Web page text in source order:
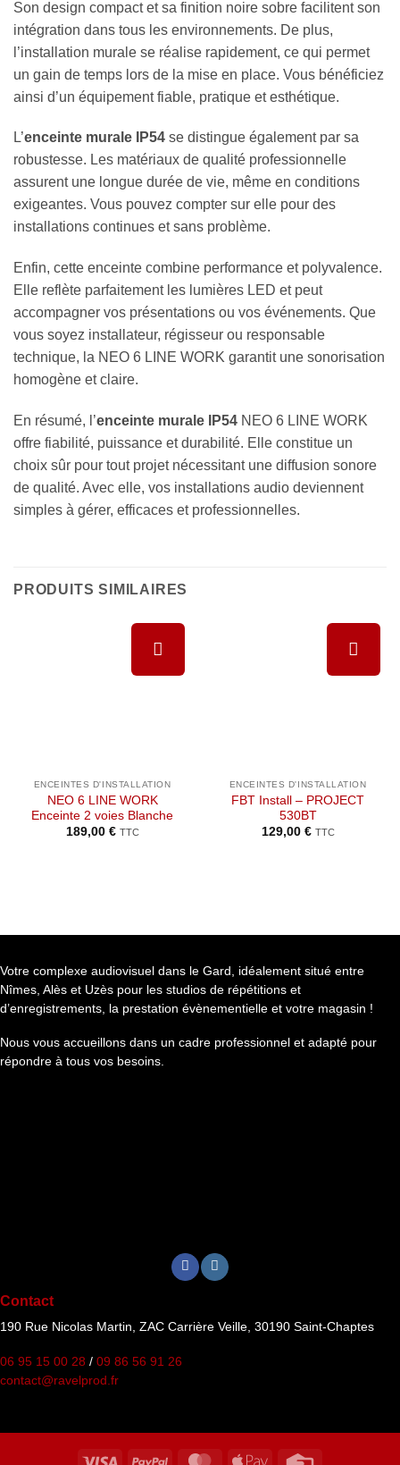
Son design compact et sa finition noire sobre facilitent son
intégration dans tous les environnements. De plus,
l’installation murale se réalise rapidement, ce qui permet
un gain de temps lors de la mise en place. Vous bénéficiez
ainsi d’un équipement fiable, pratique et esthétique.
L’enceinte murale IP54 se distingue également par sa
robustesse. Les matériaux de qualité professionnelle
assurent une longue durée de vie, même en conditions
exigeantes. Vous pouvez compter sur elle pour des
installations continues et sans problème.
Enfin, cette enceinte combine performance et polyvalence.
Elle reflète parfaitement les lumières LED et peut
accompagner vos présentations ou vos événements. Que
vous soyez installateur, régisseur ou responsable
technique, la NEO 6 LINE WORK garantit une sonorisation
homogène et claire.
En résumé, l’enceinte murale IP54 NEO 6 LINE WORK
offre fiabilité, puissance et durabilité. Elle constitue un
choix sûr pour tout projet nécessitant une diffusion sonore
de qualité. Avec elle, vos installations audio deviennent
simples à gérer, efficaces et professionnelles.
PRODUITS SIMILAIRES
ENCEINTES D'INSTALLATION
NEO 6 LINE WORK
Enceinte 2 voies Blanche
189,00 € TTC
ENCEINTES D'INSTALLATION
FBT Install – PROJECT
530BT
129,00 € TTC
Votre complexe audiovisuel dans le Gard, idéalement situé entre
Nîmes, Alès et Uzès pour les studios de répétitions et
d’enregistrements, la prestation évènementielle et votre magasin !
Nous vous accueillons dans un cadre professionnel et adapté pour
répondre à tous vos besoins.
Contact
190 Rue Nicolas Martin, ZAC Carrière Veille, 30190 Saint-Chaptes
06 95 15 00 28 / 09 86 56 91 26
contact@ravelprod.fr
Visa PayPal MasterCardApple